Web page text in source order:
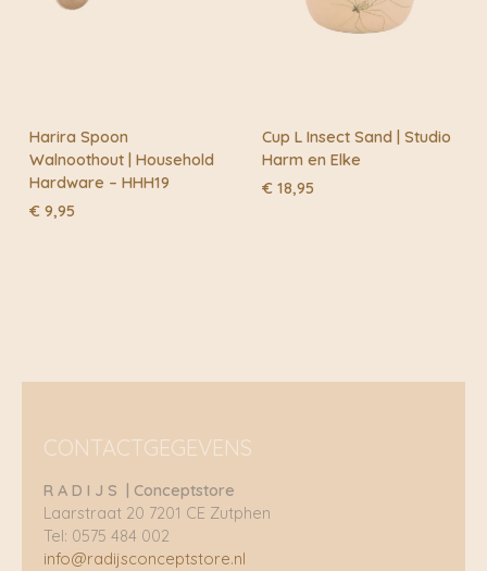
Harira Spoon
Walnoothout | Household
Hardware – HHH19
€ 9,95
Cup L Insect Sand | Studio
Harm en Elke
€ 18,95
CONTACTGEGEVENS
R A D I J S | Conceptstore
Laarstraat 20 7201 CE Zutphen
Tel: 0575 484 002
info@radijsconceptstore.nl